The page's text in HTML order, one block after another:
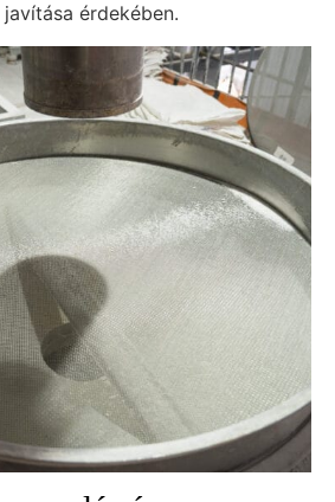
érdekében.